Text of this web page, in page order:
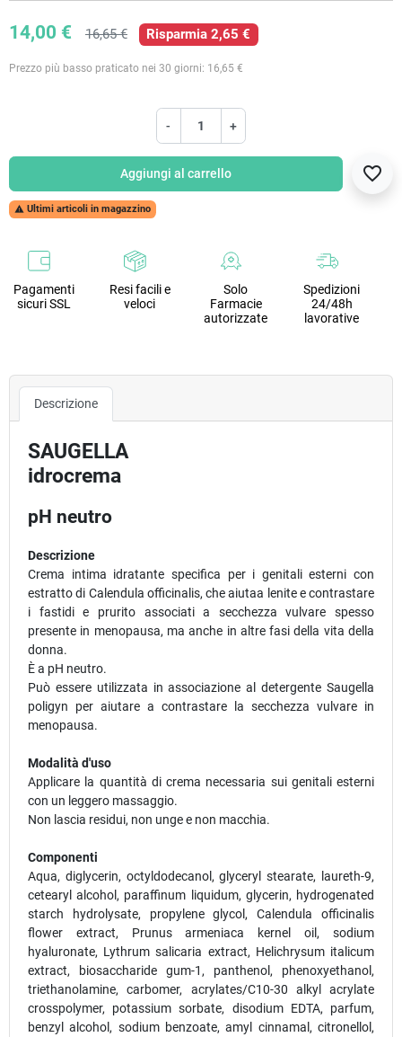
14,00 € 16,65 € Risparmia 2,65 €
Prezzo più basso praticato nei 30 giorni: 16,65 €
- +
Aggiungi al carrello favorite_border
 Ultimi articoli in magazzino
Pagamenti
sicuri SSL
Resi facili e
veloci
Solo
Farmacie
autorizzate
Spedizioni
24/48h
lavorative
Descrizione
SAUGELLA
idrocrema
pH neutro
Descrizione
Crema intima idratante specifica per i genitali esterni con
estratto di Calendula officinalis, che aiutaa lenite e contrastare
i fastidi e prurito associati a secchezza vulvare spesso
presente in menopausa, ma anche in altre fasi della vita della
donna.
È a pH neutro.
Può essere utilizzata in associazione al detergente Saugella
poligyn per aiutare a contrastare la secchezza vulvare in
menopausa.
Modalità d'uso
Applicare la quantità di crema necessaria sui genitali esterni
con un leggero massaggio.
Non lascia residui, non unge e non macchia.
Componenti
Aqua, diglycerin, octyldodecanol, glyceryl stearate, laureth-9,
cetearyl alcohol, paraffinum liquidum, glycerin, hydrogenated
starch hydrolysate, propylene glycol, Calendula officinalis
flower extract, Prunus armeniaca kernel oil, sodium
hyaluronate, Lythrum salicaria extract, Helichrysum italicum
extract, biosaccharide gum-1, panthenol, phenoxyethanol,
triethanolamine, carbomer, acrylates/C10-30 alkyl acrylate
crosspolymer, potassium sorbate, disodium EDTA, parfum,
benzyl alcohol, sodium benzoate, amyl cinnamal, citronellol,